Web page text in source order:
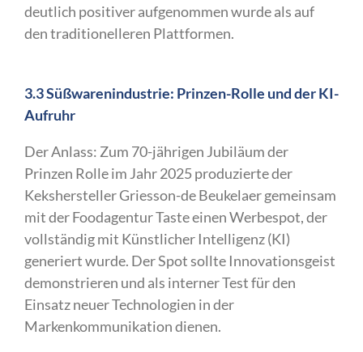
deutlich positiver aufgenommen wurde als auf
den traditionelleren Plattformen.
3.3 Süßwarenindustrie: Prinzen-Rolle und der KI-
Aufruhr
Der Anlass: Zum 70-jährigen Jubiläum der
Prinzen Rolle im Jahr 2025 produzierte der
Kekshersteller Griesson-de Beukelaer gemeinsam
mit der Foodagentur Taste einen Werbespot, der
vollständig mit Künstlicher Intelligenz (KI)
generiert wurde. Der Spot sollte Innovationsgeist
demonstrieren und als interner Test für den
Einsatz neuer Technologien in der
Markenkommunikation dienen.